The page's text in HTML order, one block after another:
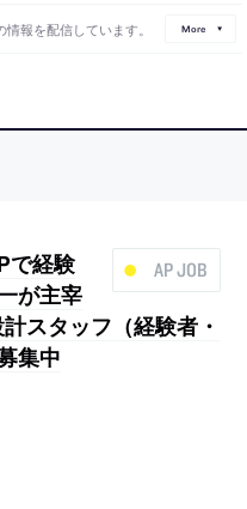
報を配信しています。 More
AP JOB
で経験
が主宰
スタッフ（経験者・
集中